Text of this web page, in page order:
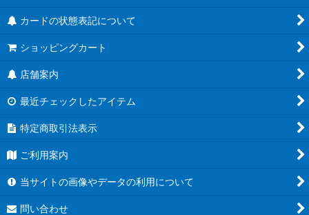
カードの状態表記について
ショッピングカート
店舗案内
最近チェックしたアイテム
特定商取引法表示
ご利用案内
当サイトの画像やデータの利用について
問い合わせ